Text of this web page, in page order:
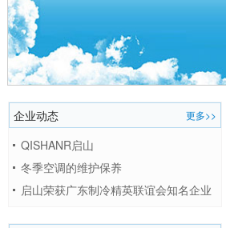
更多>>
企业动态
QISHANR启山
冬季空调的维护保养
启山荣获广东制冷精英联谊会知名企业